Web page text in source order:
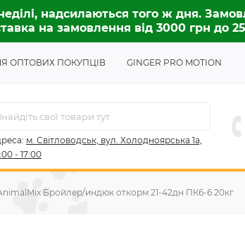
надсилаються того ж дня.
на замовлення від 3000 грн до
ОПТОВИХ ПОКУПЦІВ GINGER PRO MOTION
м. Світловодськ, вул. Холодноярська 1а,
- 17:00
Бройлер/индюк откорм 21-42дн ПК6-6 20кг